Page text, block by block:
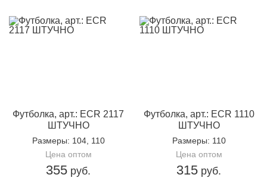
Футболка, арт.: ECR 2117
ШТУЧНО
Размеры: 104, 110
Цена оптом
355 руб.
Футболка, арт.: ECR 1110
ШТУЧНО
Размеры: 110
Цена оптом
315 руб.